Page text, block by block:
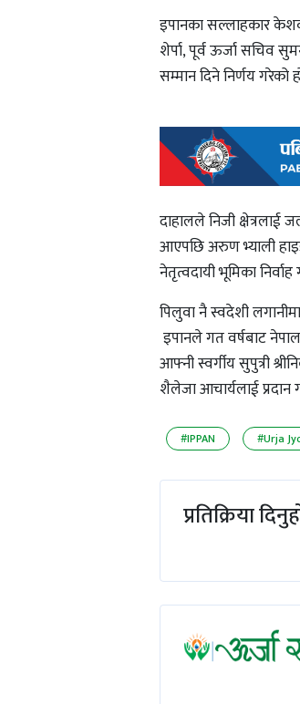
इपानका सल्लाहकार
शेर्पा, पूर्व ऊर्जा सचिव
सम्मान दिने निर्णय
दाहालले निजी क्षेत्रलाई
आएपछि अरुण भ्याली
नेतृत्वदायी भूमिका निर्वाह
पिलुवा नै स्वदेशी
इपानले गत वर्षबाट
आफ्नी स्वर्गीय सुपुत्री
शैलेजा आचार्यलाई प्रदान
#IPPAN #Urja
प्रतिक्रिया